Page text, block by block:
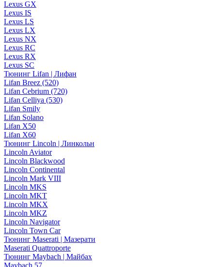
Lexus GX
Lexus IS
Lexus LS
Lexus LX
Lexus NX
Lexus RC
Lexus RX
Lexus SC
Тюнинг Lifan | Лифан
Lifan Breez (520)
Lifan Cebrium (720)
Lifan Celliya (530)
Lifan Smily
Lifan Solano
Lifan X50
Lifan X60
Тюнинг Lincoln | Линкольн
Lincoln Aviator
Lincoln Blackwood
Lincoln Continental
Lincoln Mark VIII
Lincoln MKS
Lincoln MKT
Lincoln MKX
Lincoln MKZ
Lincoln Navigator
Lincoln Town Car
Тюнинг Maserati | Мазерати
Maserati Quattroporte
Тюнинг Maybach | Майбах
Maybach 57